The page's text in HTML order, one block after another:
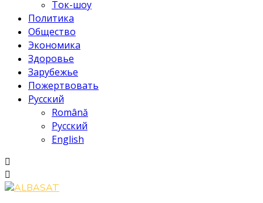
Ток-шоу
Политика
Общество
Экономика
Здоровье
Зарубежье
Пожертвовать
Русский
Română
Русский
English